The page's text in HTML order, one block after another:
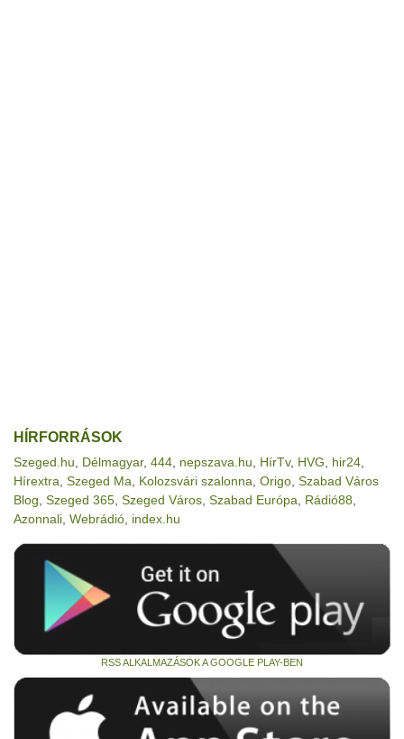
HÍRFORRÁSOK
Szeged.hu Délmagyar, 444 nepszava.hu HírTv, HVG hir24
Hírextra Szeged Ma Kolozsvári szalonna Origo Szabad Város
Blog Szeged 365 Szeged Város Szabad Európa Rádió88
Azonnali Webrádió index.hu
RSS ALKALMAZÁSOK A GOOGLE PLAY-BEN